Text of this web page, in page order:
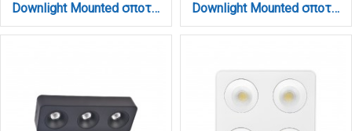
Downlight Mounted σποτ 2*8W 3CCT σε μαύρη απόχρωση (X00270B) Downlight Mounted σποτ 3*8W 3CCT σε λευκή απόχρωση (X00280W)